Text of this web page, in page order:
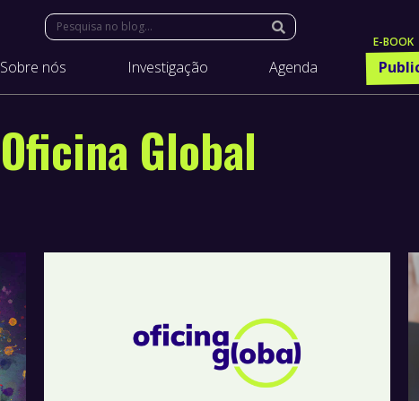
Search:
Sobre nós Investigação Agenda
Oficina Global